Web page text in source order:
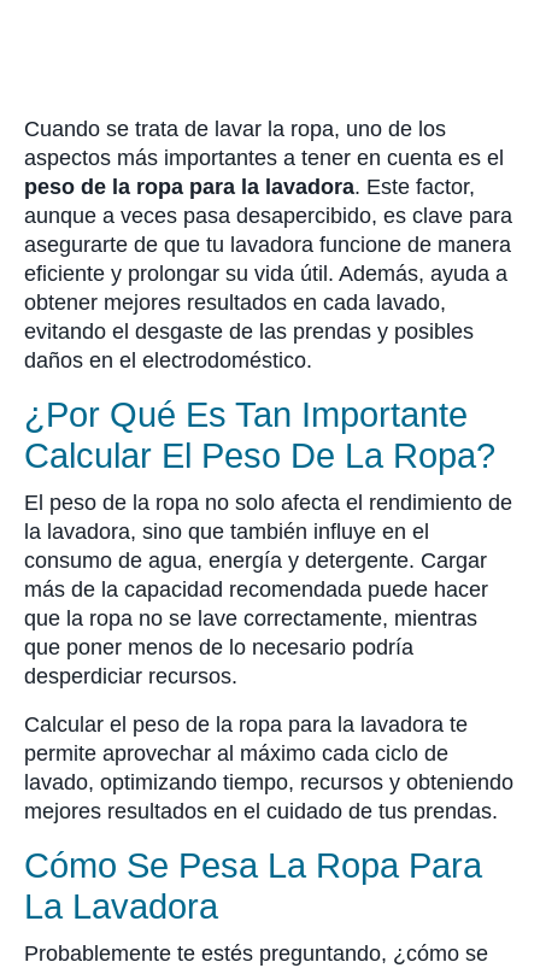
Cuando se trata de lavar la ropa, uno de los
aspectos más importantes a tener en cuenta es el
peso de la ropa para la lavadora. Este factor,
aunque a veces pasa desapercibido, es clave para
asegurarte de que tu lavadora funcione de manera
eficiente y prolongar su vida útil. Además, ayuda a
obtener mejores resultados en cada lavado,
evitando el desgaste de las prendas y posibles
daños en el electrodoméstico.
¿Por Qué Es Tan Importante
Calcular El Peso De La Ropa?
El peso de la ropa no solo afecta el rendimiento de
la lavadora, sino que también influye en el
consumo de agua, energía y detergente. Cargar
más de la capacidad recomendada puede hacer
que la ropa no se lave correctamente, mientras
que poner menos de lo necesario podría
desperdiciar recursos.
Calcular el peso de la ropa para la lavadora te
permite aprovechar al máximo cada ciclo de
lavado, optimizando tiempo, recursos y obteniendo
mejores resultados en el cuidado de tus prendas.
Cómo Se Pesa La Ropa Para
La Lavadora
Probablemente te estés preguntando, ¿cómo se